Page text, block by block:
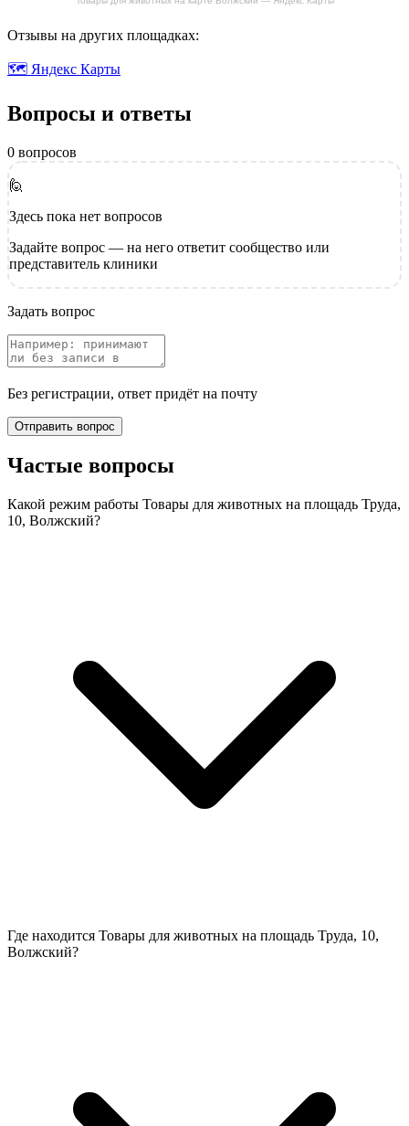
Отзывы на других площадках:
🗺 Яндекс Карты
Вопросы и ответы
0 вопросов
🙋
Здесь пока нет вопросов
Задайте вопрос — на него ответит сообщество или
представитель клиники
Задать вопрос
Без регистрации, ответ придёт на почту
Отправить вопрос
Частые вопросы
Какой режим работы Товары для животных на площадь Труда,
10, Волжский?
Где находится Товары для животных на площадь Труда, 10,
Волжский?